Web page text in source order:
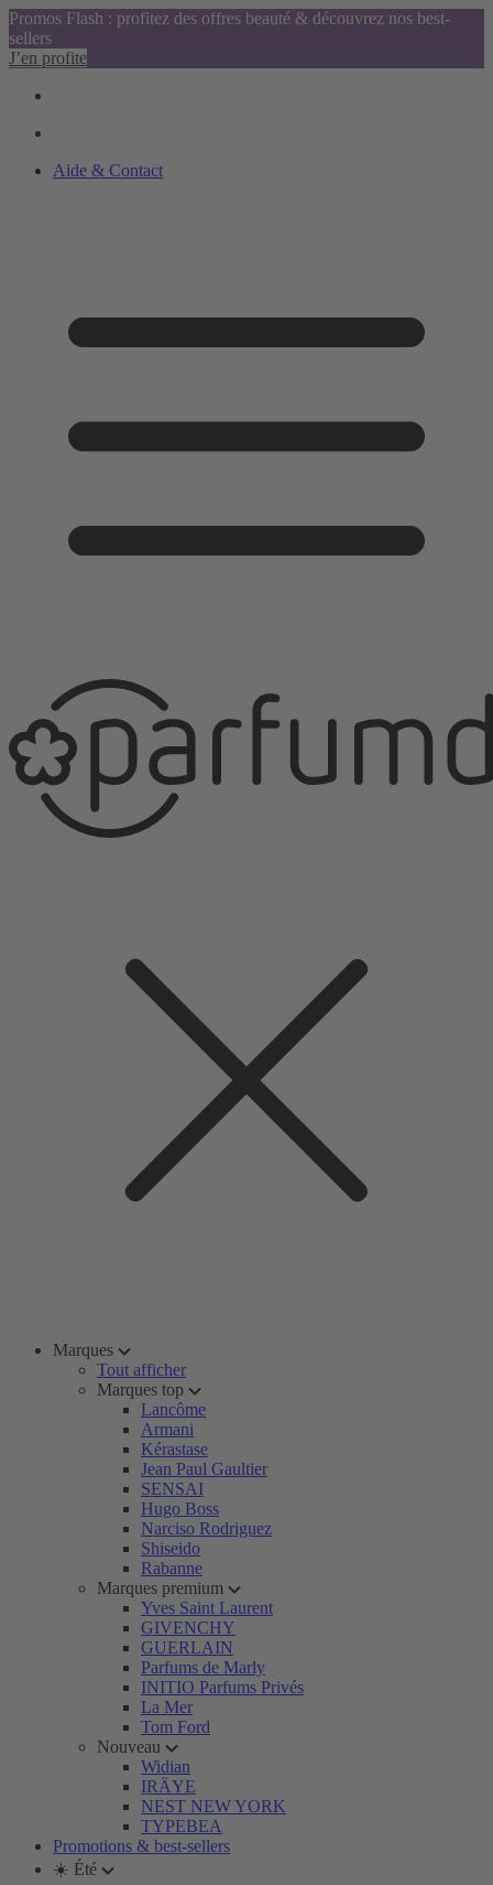
Promos Flash : profitez des offres beauté & découvrez nos best-
sellers
J’en profite
Aide & Contact
Marques
Tout afficher
Marques top
Lancôme
Armani
Kérastase
Jean Paul Gaultier
SENSAI
Hugo Boss
Narciso Rodriguez
Shiseido
Rabanne
Marques premium
Yves Saint Laurent
GIVENCHY
GUERLAIN
Parfums de Marly
INITIO Parfums Privés
La Mer
Tom Ford
Nouveau
Widian
IRÄYE
NEST NEW YORK
TYPEBEA
Promotions & best-sellers
☀️ Été